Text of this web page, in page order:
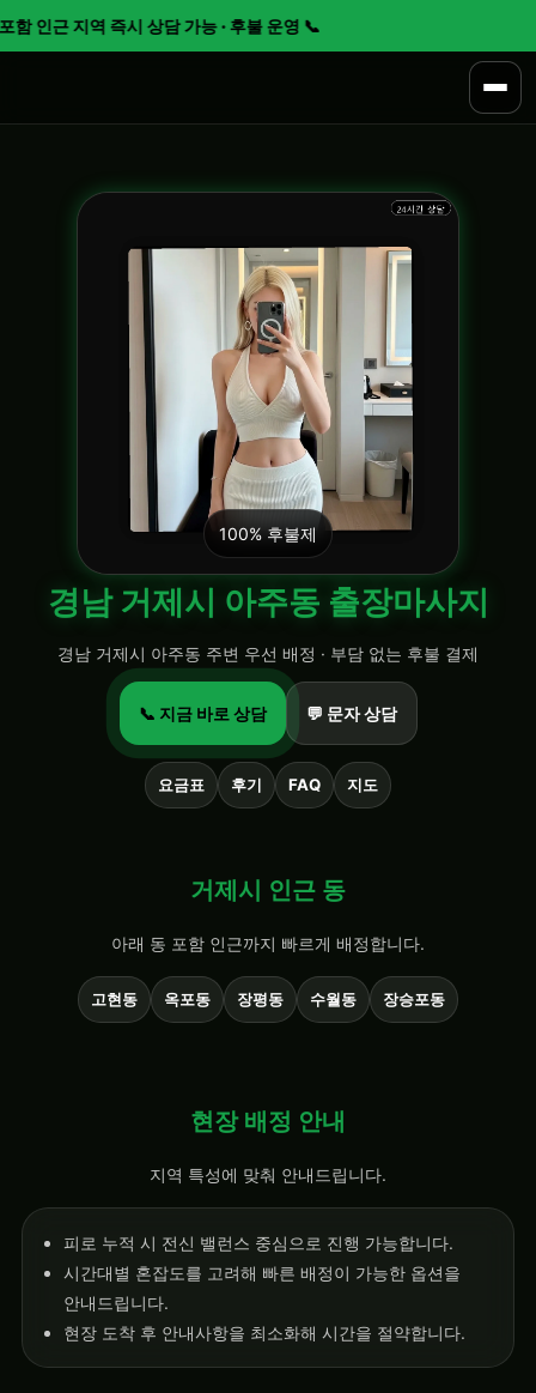
인근 지역 즉시 상담 가능 · 후불 운영 📞
100% 후불제
경남 거제시 아주동 출장마사지
경남 거제시 아주동 주변 우선 배정 · 부담 없는 후불 결제
📞 지금 바로 상담 💬 문자 상담
요금표 후기 FAQ 지도
거제시 인근 동
아래 동 포함 인근까지 빠르게 배정합니다.
고현동 옥포동 장평동 수월동 장승포동
현장 배정 안내
지역 특성에 맞춰 안내드립니다.
피로 누적 시 전신 밸런스 중심으로 진행 가능합니다.
시간대별 혼잡도를 고려해 빠른 배정이 가능한 옵션을
안내드립니다.
현장 도착 후 안내사항을 최소화해 시간을 절약합니다.